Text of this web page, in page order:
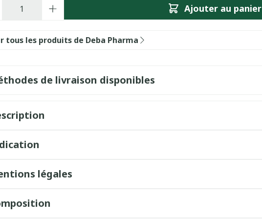
Ajouter au panier
tous les produits de Deba Pharma
de livraison disponibles
légales